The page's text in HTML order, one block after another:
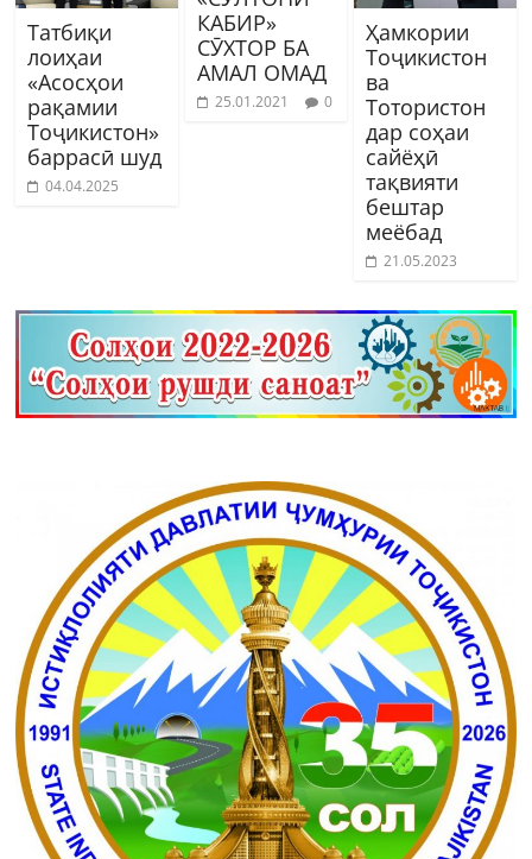
Татбиқи
лоиҳаи
«Асосҳои
рақамии
Тоҷикистон»
баррасӣ шуд
04.04.2025
КАБИР»
СӮХТОР БА
АМАЛ ОМАД
25.01.2021 0
Ҳамкории
Тоҷикистон
ва
Тотористон
дар соҳаи
сайёҳӣ
тақвияти
бештар
меёбад
21.05.2023